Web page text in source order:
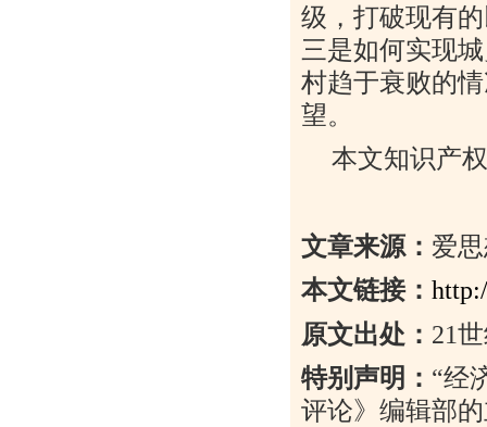
级，打破现有
三是如何实现
村趋于衰败的
望。
本文知识产
文章来源： 爱
本文链接：
原文出处： 21
特别声明： “经
评论》编辑部